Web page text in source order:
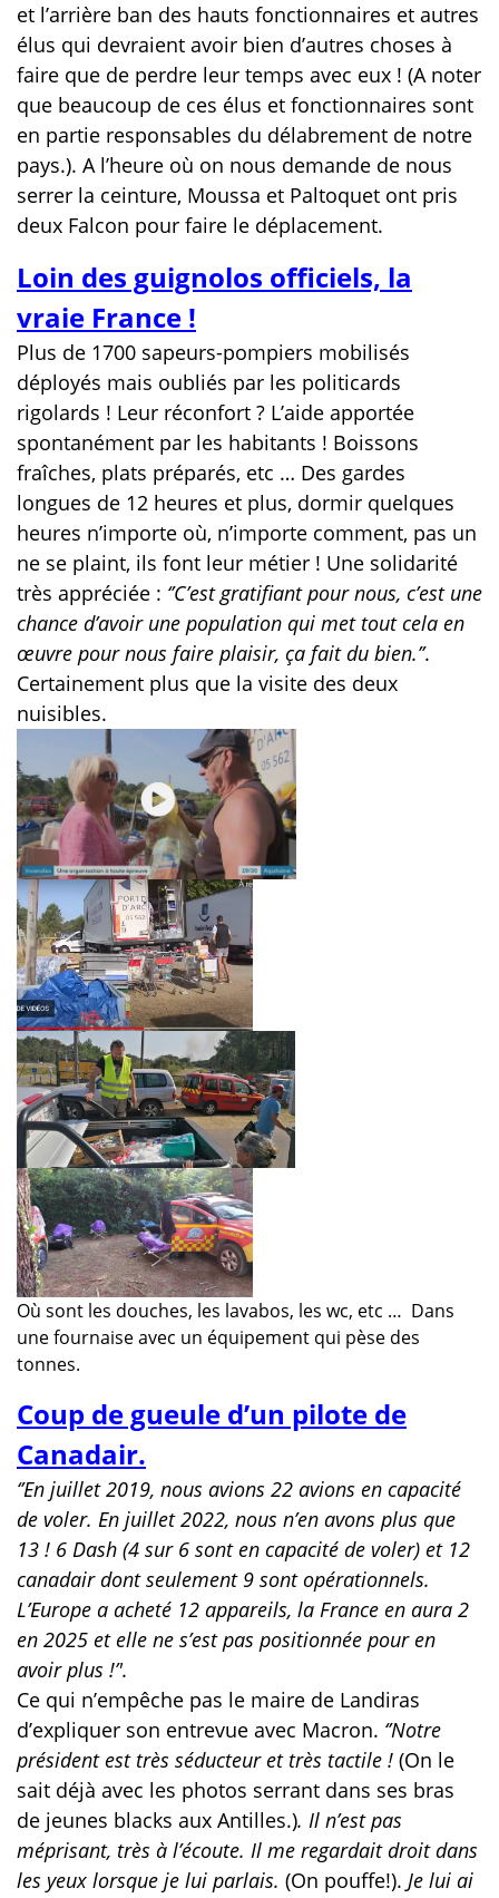
et l’arrière ban des hauts fonctionnaires et autres
élus qui devraient avoir bien d’autres choses à
faire que de perdre leur temps avec eux ! (A noter
que beaucoup de ces élus et fonctionnaires sont
en partie responsables du délabrement de notre
pays.). A l’heure où on nous demande de nous
serrer la ceinture, Moussa et Paltoquet ont pris
deux Falcon pour faire le déplacement.
Loin des guignolos officiels, la
vraie France !
Plus de 1700 sapeurs-pompiers mobilisés
déployés mais oubliés par les politicards
rigolards ! Leur réconfort ? L’aide apportée
spontanément par les habitants ! Boissons
fraîches, plats préparés, etc … Des gardes
longues de 12 heures et plus, dormir quelques
heures n’importe où, n’importe comment, pas un
ne se plaint, ils font leur métier ! Une solidarité
très appréciée : ‘’C’est gratifiant pour nous, c’est une
chance d’avoir une population qui met tout cela en
œuvre pour nous faire plaisir, ça fait du bien.’’.
Certainement plus que la visite des deux
nuisibles.
Où sont les douches, les lavabos, les wc, etc … Dans
une fournaise avec un équipement qui pèse des
tonnes.
Coup de gueule d’un pilote de
Canadair.
‘’En juillet 2019, nous avions 22 avions en capacité
de voler. En juillet 2022, nous n’en avons plus que
13 ! 6 Dash (4 sur 6 sont en capacité de voler) et 12
canadair dont seulement 9 sont opérationnels.
L’Europe a acheté 12 appareils, la France en aura 2
en 2025 et elle ne s’est pas positionnée pour en
avoir plus !’'.
Ce qui n’empêche pas le maire de Landiras
d’expliquer son entrevue avec Macron. ‘’Notre
président est très séducteur et très tactile ! (On le
sait déjà avec les photos serrant dans ses bras
de jeunes blacks aux Antilles.). Il n’est pas
méprisant, très à l’écoute. Il me regardait droit dans
les yeux lorsque je lui parlais. (On pouffe!). Je lui ai